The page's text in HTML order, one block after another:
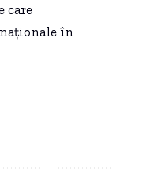
care
în